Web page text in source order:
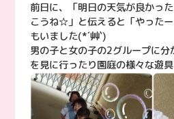
前日に、「明日の天気が良かっ
こうね☆」と伝えると「やった
もいました(*´艸`)
男の子と女の子の2グループに
を見に行ったり園庭の様々な遊